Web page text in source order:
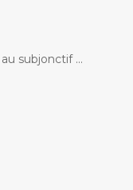
subjonctif ...